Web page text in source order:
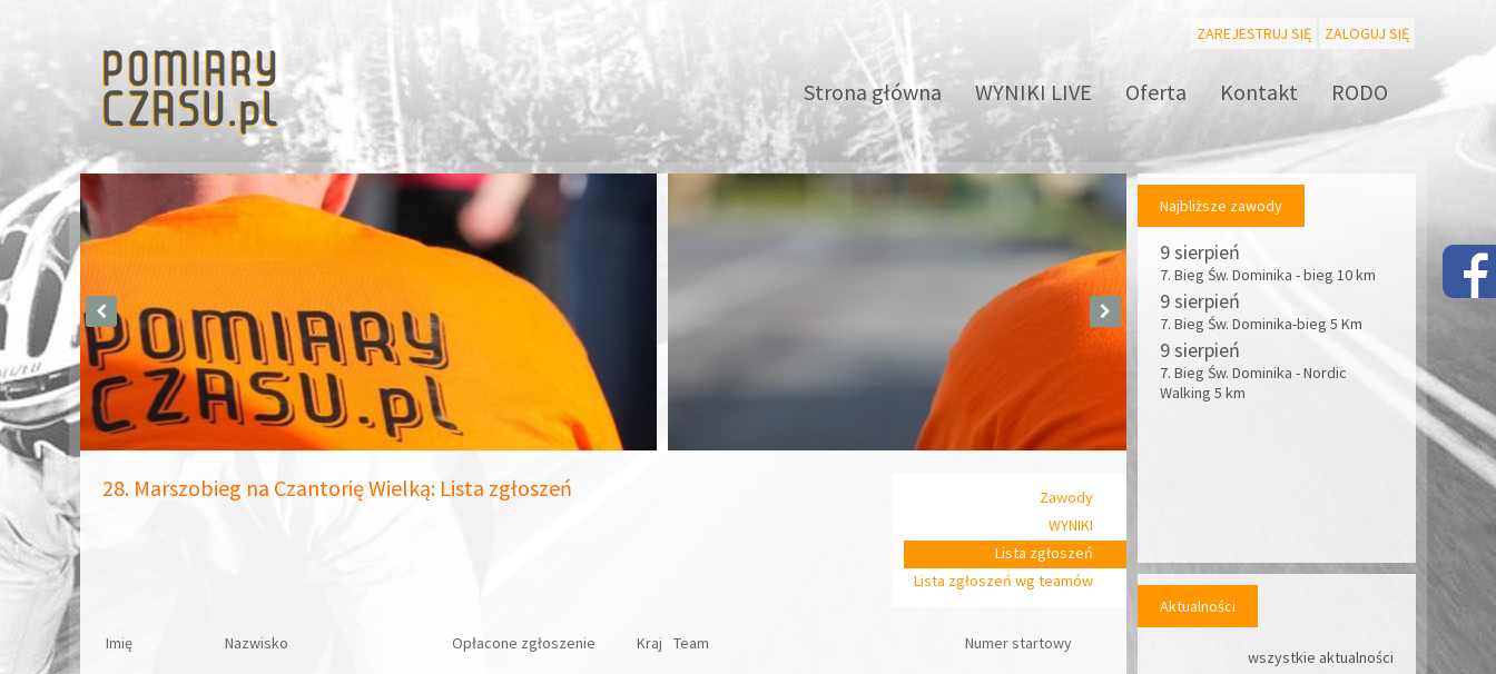
ZAREJESTRUJ SIĘ ZALOGUJ SIĘ
Strona główna WYNIKI LIVE Oferta Kontakt RODO
Najbliższe zawody
9 sierpień
7. Bieg Św. Dominika - bieg 10 km
9 sierpień
7. Bieg Św. Dominika-bieg 5 Km
9 sierpień
7. Bieg Św. Dominika - Nordic
Walking 5 km
Aktualności
wszystkie aktualności
Zawody
WYNIKI
Lista zgłoszeń
Lista zgłoszeń wg teamów
28. Marszobieg na Czantorię Wielką: Lista zgłoszeń
Imię Nazwisko Opłacone zgłoszenie Kraj Team Numer startowy